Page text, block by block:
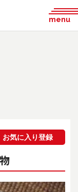
menu
お気に入り登録